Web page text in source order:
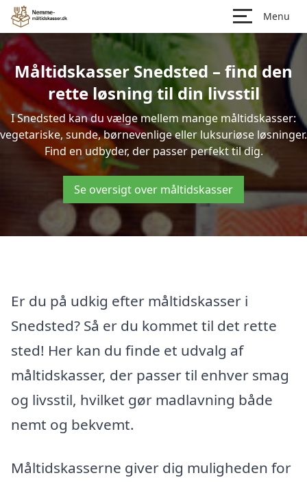
Menu
Måltidskasser Snedsted – find den
rette løsning til din livsstil
I Snedsted kan du vælge mellem mange måltidskasser:
vegetariske, sunde, børnevenlige eller luksuriøse løsninger.
Find en udbyder, der passer perfekt til dig.
Se oversigt over måltidskasser
Er du på udkig efter måltidskasser i
Snedsted? Så er du kommet til det rette
sted! Her kan du finde et udvalg af
måltidskasser, der passer til enhver smag
og livsstil, hvilket gør madlavning både
nemt og bekvemt.
Måltidskasserne giver dig muligheden for